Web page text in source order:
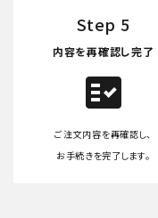
Step 5
内容を再確認し完了
fact_check
ご注文内容を再確認し、
お手続きを完了します。